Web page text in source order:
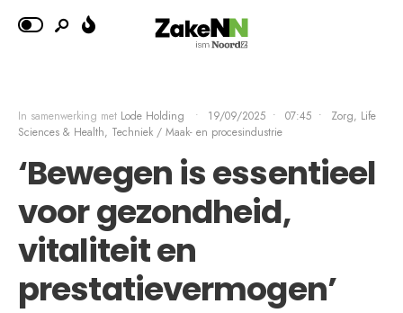
In samenwerking met Lode Holding • 19/09/2025 • 07:45 •
Zorg, Life
Sciences & Health, Techniek / Maak- en procesindustrie
‘Bewegen is essentieel
voor gezondheid,
vitaliteit en
prestatievermogen’